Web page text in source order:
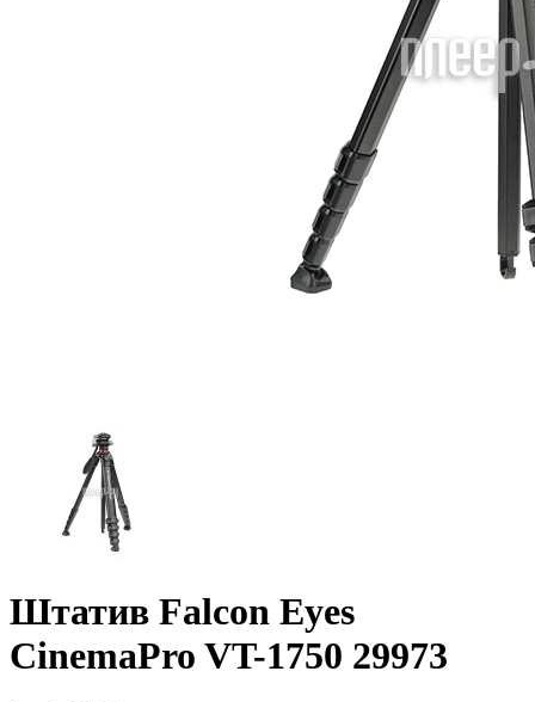
Штатив Falcon Eyes
CinemaPro VT-1750 29973